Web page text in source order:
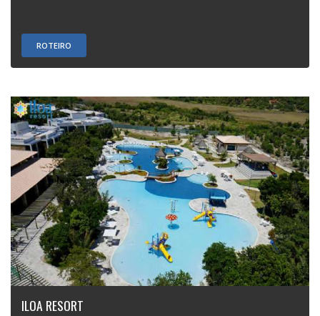
ROTEIRO
ILOA RESORT